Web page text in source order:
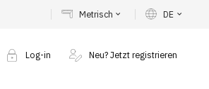
Log-in Neu? Jetzt registrieren
Metrisch keyboard_arrow_down DE keyboard_arrow_down